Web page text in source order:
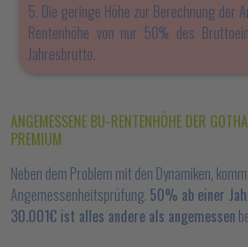
5. Die geringe Höhe zur Berechnung der
Rentenhöhe von nur 50% des
Jahresbrutto.
ANGEMESSENE BU-RENTENHÖHE DER
PREMIUM
Neben dem Problem mit den Dynamiken,
Angemessenheitsprüfung. 50% ab einer
30.001€ ist alles andere als angemessen